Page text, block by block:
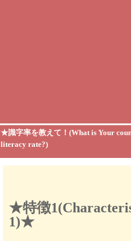
★識字率を教えて！(What is Your
literacy rate?)
★特徴
1)★